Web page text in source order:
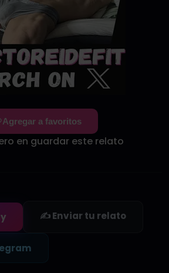
Agregar a favoritos
en guardar este relato
✍️ Enviar tu relato